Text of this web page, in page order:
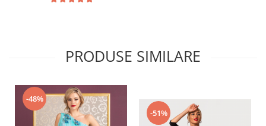
PRODUSE SIMILARE
-48%
-51%